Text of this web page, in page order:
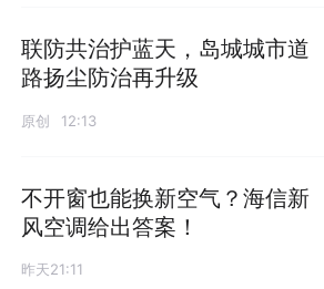
联防共治护蓝天，岛城城市道
路扬尘防治再升级
原创 12:13
不开窗也能换新空气？海信新
风空调给出答案！
昨天21:11